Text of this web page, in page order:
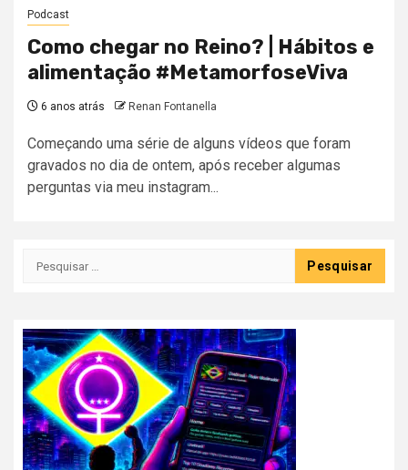
Podcast
Como chegar no Reino? | Hábitos e
alimentação #MetamorfoseViva
6 anos atrás Renan Fontanella
Começando uma série de alguns vídeos que foram
gravados no dia de ontem, após receber algumas
perguntas via meu instagram...
Pesquisar